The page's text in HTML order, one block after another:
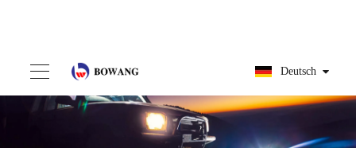
Deutsch